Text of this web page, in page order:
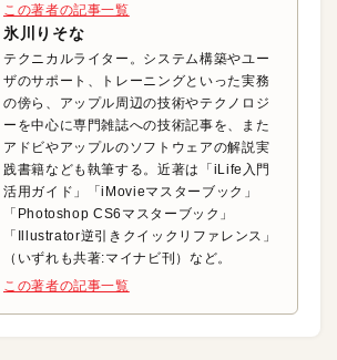
この著者の記事一覧
氷川りそな
テクニカルライター。システム構築やユー
ザのサポート、トレーニングといった実務
の傍ら、アップル周辺の技術やテクノロジ
ーを中心に専門雑誌への技術記事を、また
アドビやアップルのソフトウェアの解説実
践書籍なども執筆する。近著は「iLife入門
活用ガイド」「iMovieマスターブック」
「Photoshop CS6マスターブック」
「Illustrator逆引きクイックリファレンス」
（いずれも共著:マイナビ刊）など。
この著者の記事一覧